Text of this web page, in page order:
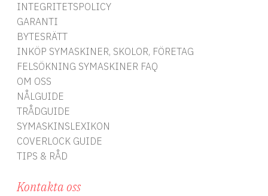
INTEGRITETSPOLICY
GARANTI
BYTESRÄTT
INKÖP SYMASKINER, SKOLOR, FÖRETAG
FELSÖKNING SYMASKINER FAQ
OM OSS
NÅLGUIDE
TRÅDGUIDE
SYMASKINSLEXIKON
COVERLOCK GUIDE
TIPS & RÅD
Kontakta oss